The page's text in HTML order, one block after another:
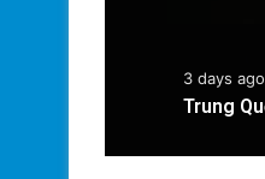
3 days ago